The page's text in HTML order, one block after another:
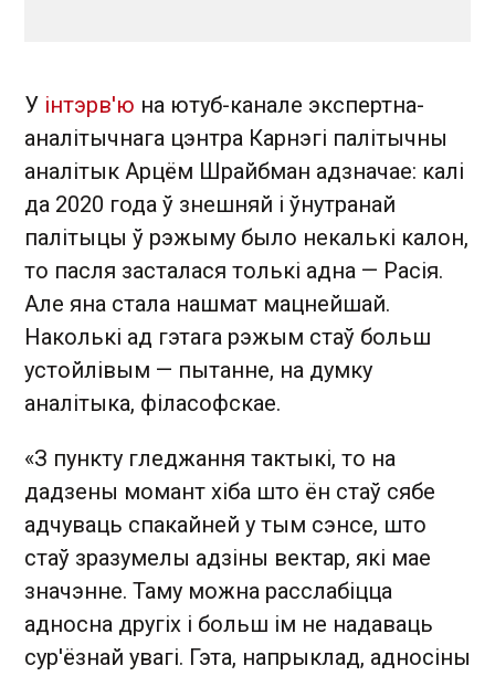
У інтэрв'ю на ютуб-канале экспертна-
аналітычнага цэнтра Карнэгі палітычны
аналітык Арцём Шрайбман адзначае: калі
да 2020 года ў знешняй і ўнутранай
палітыцы ў рэжыму было некалькі калон,
то пасля засталася толькі адна — Расія.
Але яна стала нашмат мацнейшай.
Наколькі ад гэтага рэжым стаў больш
устойлівым — пытанне, на думку
аналітыка, філасофскае.
«З пункту гледжання тактыкі, то на
дадзены момант хіба што ён стаў сябе
адчуваць спакайней у тым сэнсе, што
стаў зразумелы адзіны вектар, які мае
значэнне. Таму можна расслабіцца
адносна другіх і больш ім не надаваць
сур'ёзнай увагі. Гэта, напрыклад, адносіны